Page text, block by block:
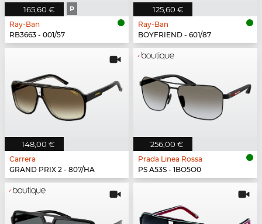
165,60 € P
Ray-Ban
RB3663 - 001/57
125,60 €
Ray-Ban
BOYFRIEND - 601/87
148,00 €
Carrera
GRAND PRIX 2 - 807/HA
256,00 €
Prada Linea Rossa
PS A53S - 1BO5O0